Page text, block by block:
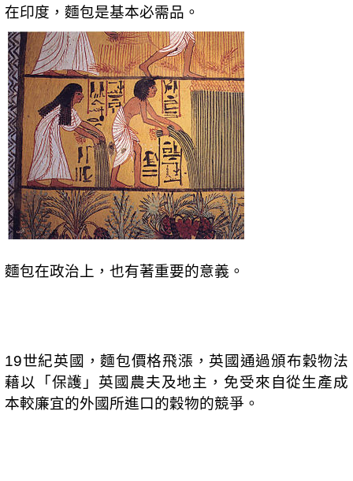
在印度，麵包是基本必需品。
麵包在政治上，也有著重要的意義。
19世紀英國，麵包價格飛漲，英國通過頒布穀物法
藉以「保護」英國農夫及地主，免受來自從生產成
本較廉宜的外國所進口的穀物的競爭。